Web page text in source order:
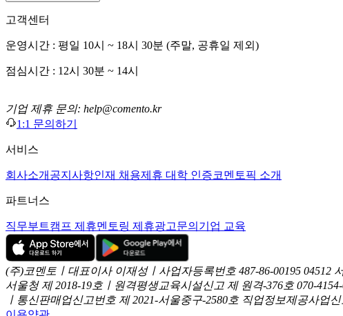
고객센터
운영시간 : 평일 10시 ~ 18시 30분 (주말, 공휴일 제외)
점심시간 : 12시 30분 ~ 14시
기업 제휴 문의: help@comento.kr
1:1 문의하기
서비스
회사소개 공지사항인재 채용제휴 대학 인증코멘토픽 소개
파트너스
직무부트캠프 제휴멘토링 제휴광고문의 기업 교육
(주)코멘토ㅣ대표이사 이재성ㅣ사업자등록번호 487-86-00195 04512
서울청 제 2018-19호ㅣ원격평생교육시설신고 제 원격-376호 070-
ㅣ통신판매업신고번호 제 2021-서울중구-2580호 직업정보제공사업